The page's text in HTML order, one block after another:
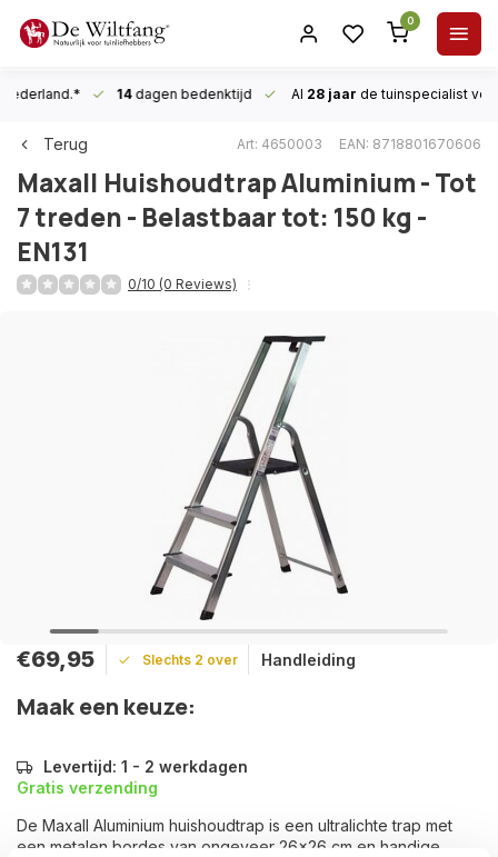
0
14dagen bedenktijd Al 28 jaar de tuinspecialist
Terug Art: 4650003 EAN: 8718801670606
Maxall Huishoudtrap Aluminium - Tot
7 treden - Belastbaar tot: 150 kg -
EN131
0/10 (0 Reviews)
€69,95 Slechts 2 over Handleiding
Maak een keuze:
Levertijd: 1 - 2 werkdagen
Gratis verzending
De Maxall Aluminium huishoudtrap is een ultralichte trap met
een metalen bordes van ongeveer 26x26 cm en handige